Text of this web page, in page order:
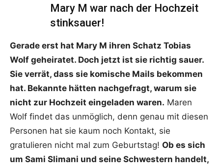
Mary M war nach der Hochzeit
stinksauer!
Gerade erst hat Mary M ihren Schatz Tobias
Wolf geheiratet. Doch jetzt ist sie richtig sauer.
Sie verrät, dass sie komische Mails bekommen
hat. Bekannte hätten nachgefragt, warum sie
nicht zur Hochzeit eingeladen waren. Maren
Wolf findet das unmöglich, denn genau mit diesen
Personen hat sie kaum noch Kontakt, sie
gratulieren nicht mal zum Geburtstag! Ob es sich
um Sami Slimani und seine Schwestern handelt,